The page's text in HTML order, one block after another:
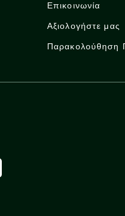
Επικοινωνία
Αξιολογήστε μας
Παρακολούθηση